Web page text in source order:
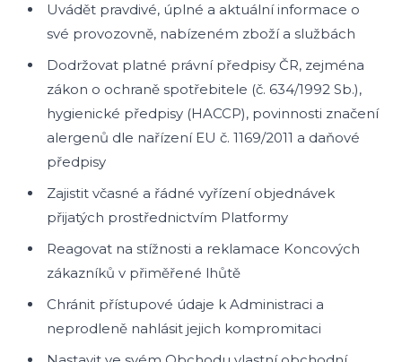
Uvádět pravdivé, úplné a aktuální informace o
své provozovně, nabízeném zboží a službách
Dodržovat platné právní předpisy ČR, zejména
zákon o ochraně spotřebitele (č. 634/1992 Sb.),
hygienické předpisy (HACCP), povinnosti značení
alergenů dle nařízení EU č. 1169/2011 a daňové
předpisy
Zajistit včasné a řádné vyřízení objednávek
přijatých prostřednictvím Platformy
Reagovat na stížnosti a reklamace Koncových
zákazníků v přiměřené lhůtě
Chránit přístupové údaje k Administraci a
neprodleně nahlásit jejich kompromitaci